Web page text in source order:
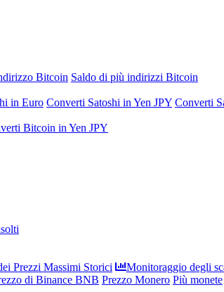
Bitcoin Saldo di più indirizzi Bitcoin
in Euro Converti Satoshi in Yen JPY Converti
Bitcoin in Yen JPY
Prezzi Massimi Storici Monitoraggio degli
di Binance BNB Prezzo Monero Più monete